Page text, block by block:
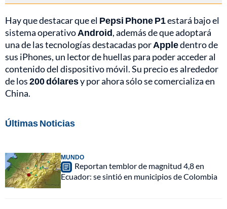
Hay que destacar que el Pepsi Phone P1estará bajo el
sistema operativoAndroid, además de que adoptará
una de las tecnologías destacadas porAppledentro de
sus iPhones, un lector de huellas para poder acceder al
contenido del dispositivo móvil. Su precio es alrededor
de los200 dólaresy por ahora sólo se comercializa en
China.
Últimas Noticias
MUNDO
Reportan temblor de magnitud 4,8 en
Ecuador: se sintió en municipios de Colombia